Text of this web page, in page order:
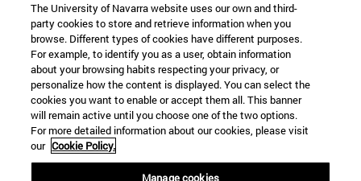
The University of Navarra website uses our own and third-
party cookies to store and retrieve information when you
browse. Different types of cookies have different purposes.
For example, to identify you as a user, obtain information
about your browsing habits respecting your privacy, or
personalize how the content is displayed. You can select the
cookies you want to enable or accept them all. This banner
will remain active until you choose one of the two options.
For more detailed information about our cookies, please visit
our Cookie Policy.
Manage cookies